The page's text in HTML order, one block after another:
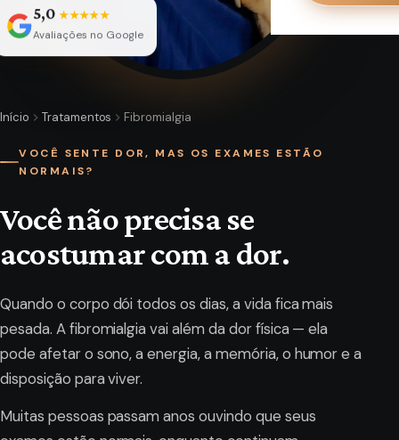
Início Tratamentos Fibromialgia
VOCÊ SENTE DOR, MAS OS EXAMES ESTÃO
NORMAIS?
Você não precisa se
acostumar com a dor.
Quando o corpo dói todos os dias, a vida fica mais
pesada. A fibromialgia vai além da dor física — ela
pode afetar o sono, a energia, a memória, o humor e a
disposição para viver.
Muitas pessoas passam anos ouvindo que seus
5,0★★★★★
Avaliações no Google